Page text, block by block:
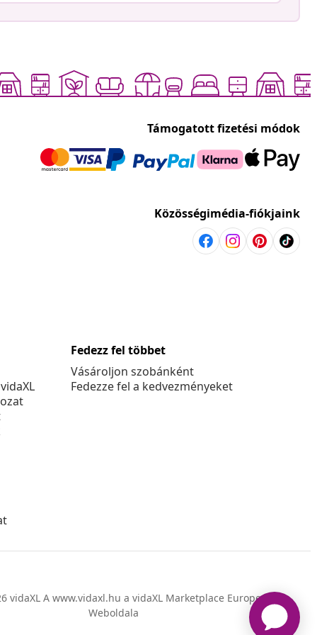
Támogatott fizetési módok
Közösségimédia-fiókjaink
Fedezz fel többet
Vásároljon szobánként
Fedezze fel a kedvezményeket
vidaXL A www.vidaxl.hu a vidaXL Marketplace Europe B.V.
Weboldala